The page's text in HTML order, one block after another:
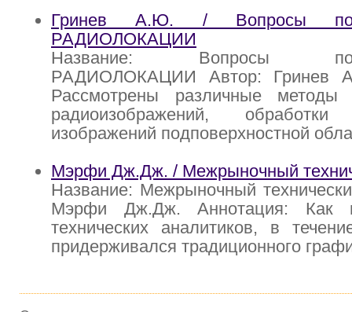
Гринев А.Ю. / Вопросы
РАДИОЛОКАЦИИ
Название: Вопросы
РАДИОЛОКАЦИИ Автор: Гринев
Рассмотрены различные методы
радиоизображений,
изображений подповерхностной
Мэрфи Дж.Дж. / Межрыночный
Название: Межрыночный
Мэрфи Дж.Дж. Аннотация: Как
технических аналитиков, в
придерживался традиционного